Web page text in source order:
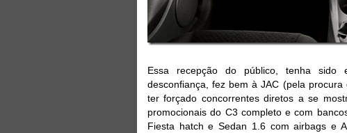
Essa recepção do público, tenha
desconfiança, fez bem à JAC (pela
ter forçado concorrentes diretos a se
promocionais do C3 completo e com
Fiesta hatch e Sedan 1.6 com airbags e